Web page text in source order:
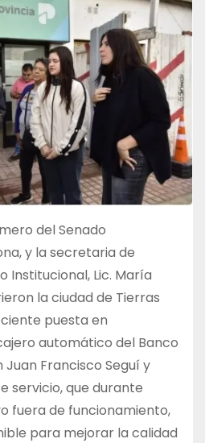
del Senado
y la secretaria de
Institucional, Lic. María
la ciudad de Tierras
puesta en
automático del Banco
Juan Francisco Seguí y
servicio, que durante
fuera de funcionamiento,
para mejorar la calidad